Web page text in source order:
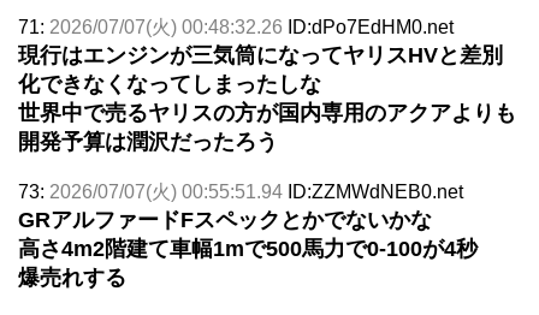
71: 2026/07/07(火) 00:48:32.26 ID:dPo7EdHM0.net
現行はエンジンが三気筒になってヤリスHVと差別
化できなくなってしまったしな
世界中で売るヤリスの方が国内専用のアクアよりも
開発予算は潤沢だったろう
73: 2026/07/07(火) 00:55:51.94 ID:ZZMWdNEB0.net
GRアルファードFスペックとかでないかな
高さ4m2階建て車幅1mで500馬力で0-100が4秒
爆売れする